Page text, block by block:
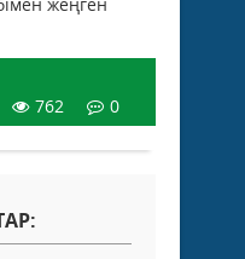
762 0